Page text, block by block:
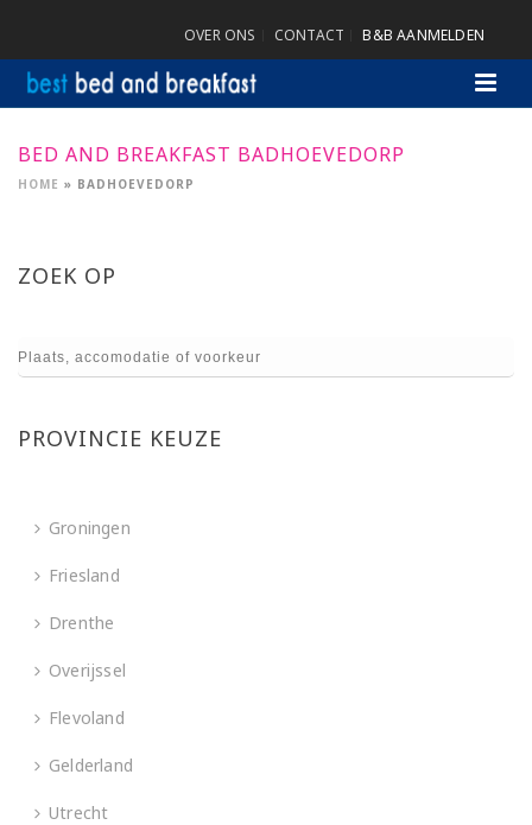
OVER ONS CONTACT B&B AANMELDEN
BED AND BREAKFAST BADHOEVEDORP
HOME » BADHOEVEDORP
ZOEK OP
PROVINCIE KEUZE
Groningen
Friesland
Drenthe
Overijssel
Flevoland
Gelderland
Utrecht